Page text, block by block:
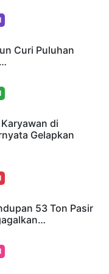
Curi Puluhan
di
Gelapkan
53 Ton Pasir